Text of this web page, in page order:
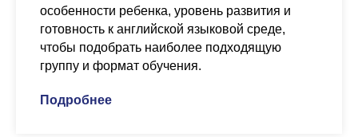
особенности ребенка, уровень развития и
готовность к английской языковой среде,
чтобы подобрать наиболее подходящую
группу и формат обучения.
Подробнее